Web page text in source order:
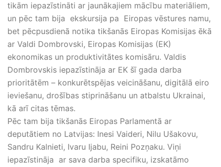
tikām iepazīstināti ar jaunākajiem mācību materiāliem,
un pēc tam bija ekskursija pa Eiropas vēstures namu,
bet pēcpusdienā notika tikšanās Eiropas Komisijas ēkā
ar Valdi Dombrovski, Eiropas Komisijas (EK)
ekonomikas un produktivitātes komisāru. Valdis
Dombrovskis iepazīstināja ar EK šī gada darba
prioritātēm – konkurētspējas veicināšanu, digitālā eiro
ieviešanu, drošības stiprināšanu un atbalstu Ukrainai,
kā arī citas tēmas.
Pēc tam bija tikšanās Eiropas Parlamentā ar
deputātiem no Latvijas: Inesi Vaideri, Nilu Ušakovu,
Sandru Kalnieti, Ivaru Ijabu, Reini Pozņaku. Viņi
iepazīstināja ar sava darba specifiku, izskatāmo